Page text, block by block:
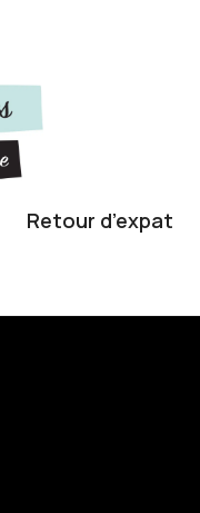
Retour d’expat